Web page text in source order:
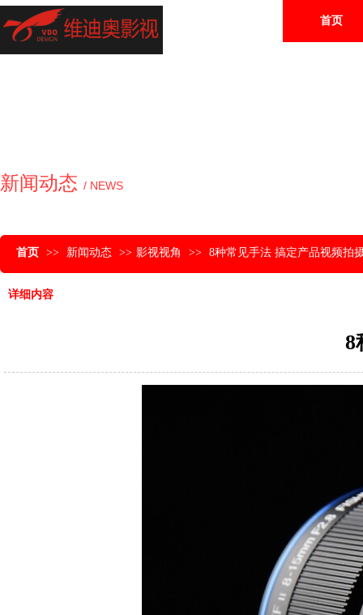
首页
新闻动态 / NEWS
首页 >> 新闻动态 >> 影视视角 >> 8种常见手法 搞定产品视频拍
详细内容
8